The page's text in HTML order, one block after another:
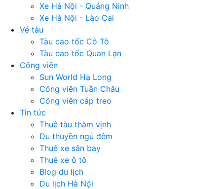
Xe Hà Nội - Quảng Ninh
Xe Hà Nội - Lào Cai
Vé tàu
Tàu cao tốc Cô Tô
Tàu cao tốc Quan Lạn
Công viên
Sun World Hạ Long
Công viên Tuần Châu
Công viên cáp treo
Tin tức
Thuê tàu thăm vịnh
Du thuyền ngủ đêm
Thuê xe sân bay
Thuê xe ô tô
Blog du lịch
Du lịch Hà Nội